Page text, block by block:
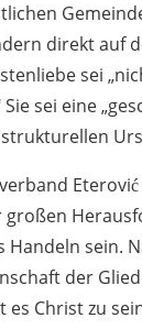
direkt auf
sei
sei eine
sein.
der
es Christ zu